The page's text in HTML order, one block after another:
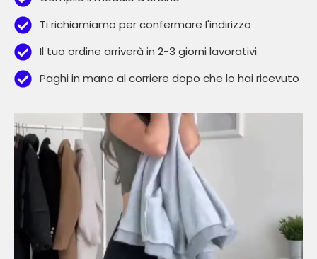
Ti richiamiamo per confermare l'indirizzo
Il tuo ordine arriverà in 2-3 giorni lavorativi
Paghi in mano al corriere dopo che lo hai ricevuto